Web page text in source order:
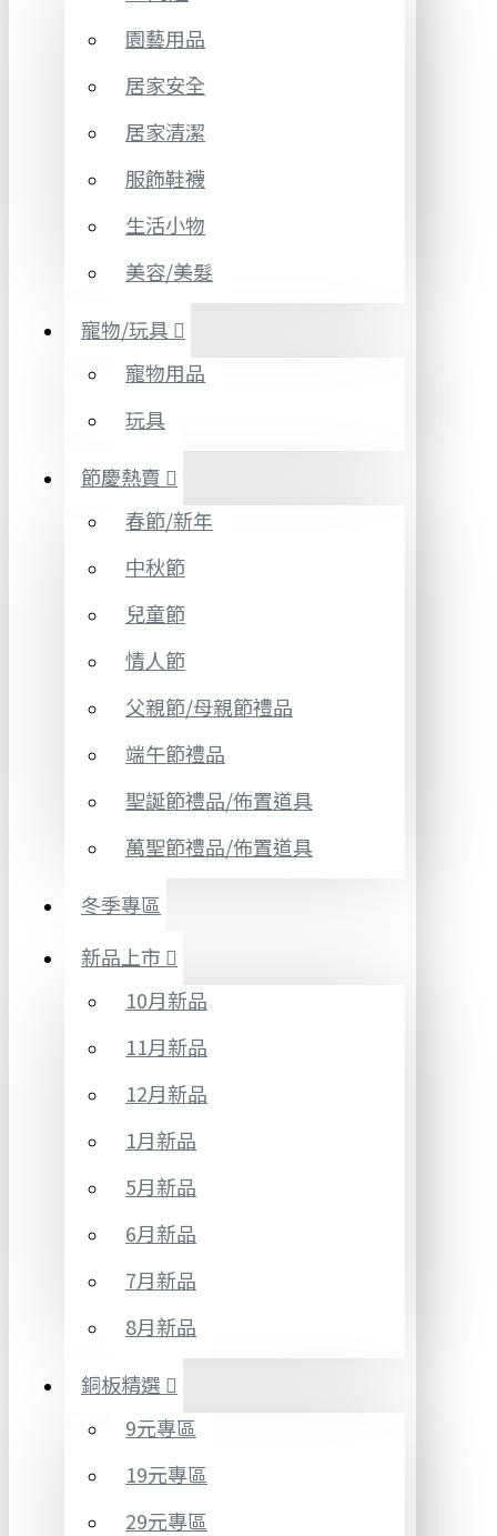
園藝用品
居家安全
居家清潔
服飾鞋襪
生活小物
美容/美髮
寵物/玩具
寵物用品
玩具
節慶熱賣
春節/新年
中秋節
兒童節
情人節
父親節/母親節禮品
端午節禮品
聖誕節禮品/佈置道具
萬聖節禮品/佈置道具
冬季專區
新品上市
10月新品
11月新品
12月新品
1月新品
5月新品
6月新品
7月新品
8月新品
銅板精選
9元專區
19元專區
29元專區